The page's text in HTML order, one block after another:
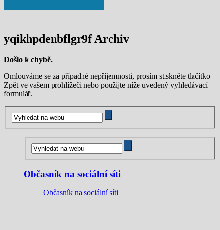
yqikhpdenbflgr9f Archiv
Došlo k chybě.
Omlouváme se za případné nepříjemnosti, prosím stiskněte tlačítko
Zpět ve vašem prohlížeči nebo použijte níže uvedený vyhledávací
formulář.
Občasník na sociální síti
Občasník na sociální síti